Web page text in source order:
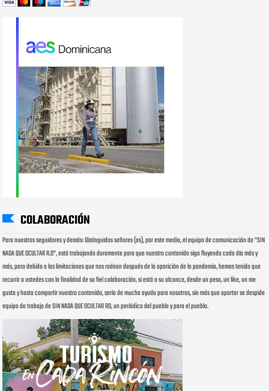
COLABORACIÓN
Para nuestros seguidores y demás: Distinguidos señores (as), por este medio, el equipo de comunicación de "SIN
NADA QUE OCULTAR R.D", está trabajando duramente para que nuestro contenido siga fluyendo cada día más y
más, pero debido a las limitaciones que nos rodean después de la aparición de la pandemia, hemos tenido que
recurrir a ustedes con la finalidad de su fiel colaboración, si está a su alcance, desde un peso, un like, un me
gusta y hasta compartir nuestro contenido, sería de mucha ayuda para nosotros, sin más que aportar se despide
equipo de trabajo de SIN NADA QUE OCULTAR RD, un periódico del pueblo y para el pueblo.